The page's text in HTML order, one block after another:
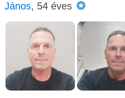
János, 54 éves